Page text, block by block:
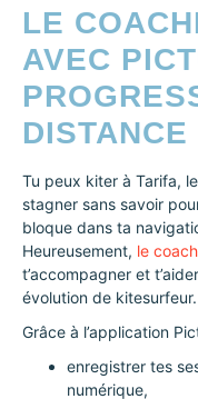
LE
AVEC
DISTANCE
Tu peux kiter à Tarifa,
stagner sans savoir
bloque dans ta
Heureusement, le
t’accompagner et
évolution de kitesurfeur.
Grâce à l’application
enregistrer tes
numérique,